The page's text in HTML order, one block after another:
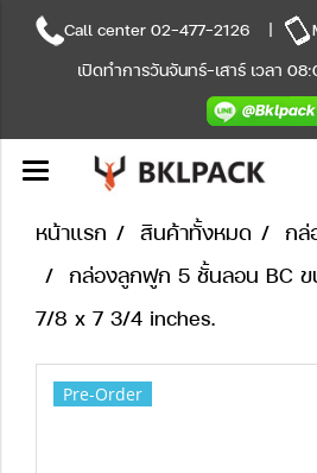
Call center 02-477-2126 |
เปิดทำการวันจันทร์-เสาร์ เวลา
หน้าแรก สินค้าทั้งหมด
กล่
กล่องลูกฟูก 5 ชั้นลอน BC ข
7/8 x 7 3/4 inches.
Pre-Order